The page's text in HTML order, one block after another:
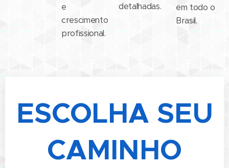
e
crescimento
profissional.
detalhadas.
em todo o
Brasil.
ESCOLHA SEU
CAMINHO